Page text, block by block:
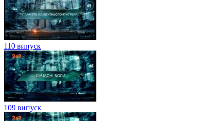
110 випуск
109 випуск